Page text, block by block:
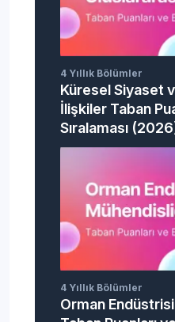
4 Yıllık Bölümler
Küresel Siyaset
İlişkiler Taban
Sıralaması
4 Yıllık Bölümler
Orman